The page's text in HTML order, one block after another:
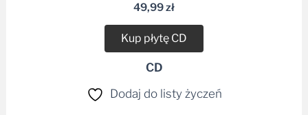
49,99zł
Kup płytę CD
CD
Dodaj do listy życzeń